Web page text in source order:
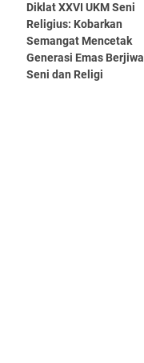
Diklat XXVI UKM Seni
Religius: Kobarkan
Semangat Mencetak
Generasi Emas Berjiwa
Seni dan Religi